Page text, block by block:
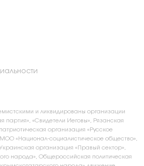
и ликвидированы организации
партия», «Свидетели Иеговы», Рязанская
организация «Русское
«Национал-социалистическое общество»,
организация «Правый сектор»,
народа», Общероссийская политическая